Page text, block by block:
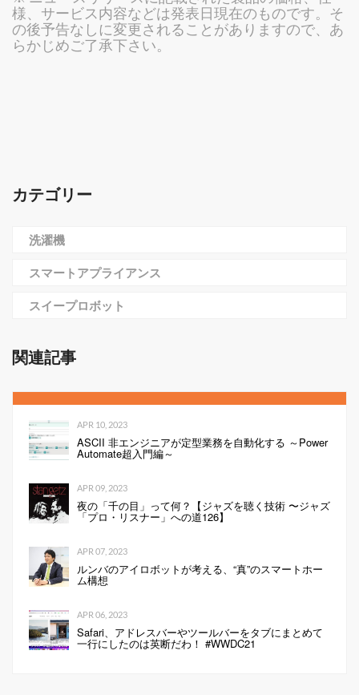
様、サービス内容などは発表日現在のものです。そ
の後予告なしに変更されることがありますので、あ
らかじめご了承下さい。
カテゴリー
洗濯機
スマートアプライアンス
スイープロボット
関連記事
APR 10, 2023
ASCII 非エンジニアが定型業務を自動化する ～Power
Automate超入門編～
APR 09, 2023
夜の「千の目」って何？【ジャズを聴く技術 〜ジャズ
「プロ・リスナー」への道126】
APR 07, 2023
ルンバのアイロボットが考える、“真”のスマートホー
ム構想
APR 06, 2023
Safari、アドレスバーやツールバーをタブにまとめて
一行にしたのは英断だわ！ #WWDC21